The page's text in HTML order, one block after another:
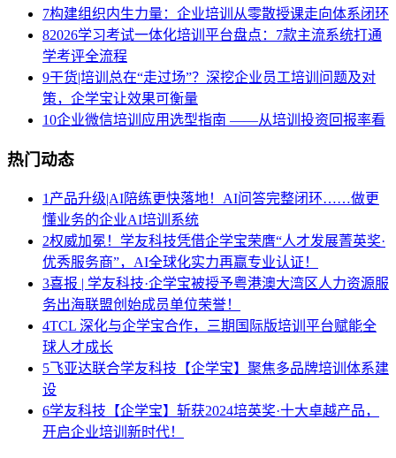
7构建组织内生力量：企业培训从零散授课走向体系闭环
82026学习考试一体化培训平台盘点：7款主流系统打通
学考评全流程
9干货|培训总在“走过场”？深挖企业员工培训问题及对
策，企学宝让效果可衡量
10企业微信培训应用选型指南 ——从培训投资回报率看
热门动态
1 产品升级|AI陪练更快落地！AI问答完整闭环……做更
懂业务的企业AI培训系统
2权威加冕！学友科技凭借企学宝荣膺“人才发展菁英奖·
优秀服务商”，AI全球化实力再赢专业认证！
3喜报 | 学友科技·企学宝被授予粤港澳大湾区人力资源服
务出海联盟创始成员单位荣誉！
4TCL 深化与企学宝合作，三期国际版培训平台赋能全
球人才成长
5飞亚达联合学友科技【企学宝】聚焦多品牌培训体系建
设
6学友科技【企学宝】斩获2024培英奖·十大卓越产品，
开启企业培训新时代！